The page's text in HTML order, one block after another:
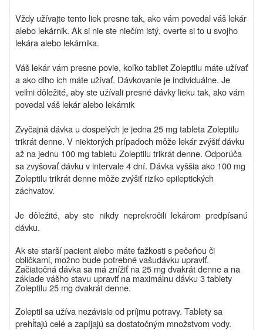
Vždy užívajte tento liek presne tak, ako vám povedal váš lekár
alebo lekárnik. Ak si nie ste niečím istý, overte si to u svojho
lekára alebo lekárnika.
Váš lekár vám presne povie, koľko tabliet Zoleptilu máte užívať
a ako dlho ich máte užívať. Dávkovanie je individuálne. Je
veľmi dôležité, aby ste užívali presné dávky lieku tak, ako vám
povedal váš lekár alebo lekárnik
Zvyčajná dávka u dospelých je jedna 25 mg tableta Zoleptilu
trikrát denne. V niektorých prípadoch môže lekár zvýšiť dávku
až na jednu 100 mg tabletu Zoleptilu trikrát denne. Odporúča
sa zvyšovať dávku v intervale 4 dní. Dávka vyššia ako 100 mg
Zoleptilu trikrát denne môže zvýšiť riziko epileptických
záchvatov.
Je dôležité, aby ste nikdy neprekročili lekárom predpísanú
dávku.
Ak ste starší pacient alebo máte ťažkosti s pečeňou či
obličkami, možno bude potrebné vašudávku upraviť.
Začiatočná dávka sa má znížiť na 25 mg dvakrát denne a na
základe vášho stavu upraviť na maximálnu dávku 3 tablety
Zoleptilu 25 mg dvakrát denne.
Zoleptil sa užíva nezávisle od príjmu potravy. Tablety sa
prehĺtajú celé a zapíjajú sa dostatočným množstvom vody.